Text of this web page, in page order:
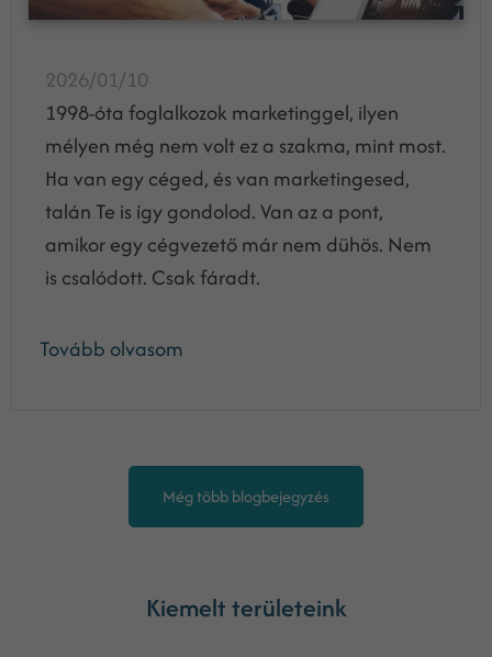
2026/01/10
1998-óta foglalkozok marketinggel, ilyen
mélyen még nem volt ez a szakma, mint most.
Ha van egy céged, és van marketingesed,
talán Te is így gondolod. Van az a pont,
amikor egy cégvezető már nem dühös. Nem
is csalódott. Csak fáradt.
Tovább olvasom
Még több blogbejegyzés
Kiemelt területeink